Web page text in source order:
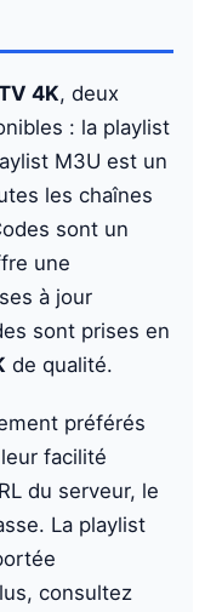
4K, deux
: la playlist
M3U est un
les chaînes
sont un
une
à jour
sont prises en
de qualité.
préférés
facilité
du serveur, le
La playlist
consultez